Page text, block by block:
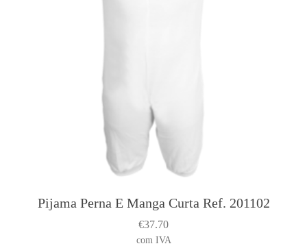
Pijama Perna E Manga Curta Ref. 201102
€37.70
com IVA